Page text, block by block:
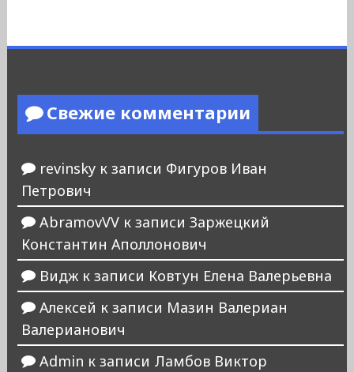
Свежие комментарии
revinskyк записи Фигуров Иван
Петрович
AbramovVVк записи Заржецкий
Константин Аполлонович
Виджк записи Ковтун Елена Валерьевна
Алексей к записи Мазин Валериан
Валерианович
Admin к записи Ламбов Виктор